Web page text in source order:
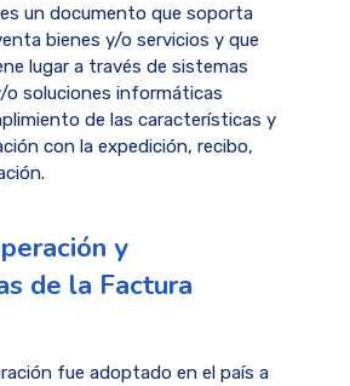
un documento que soporta
bienes y/o servicios y que
lugar a través de sistemas
soluciones informáticas
de las características y
con la expedición, recibo,
y
de la Factura
fue adoptado en el país a